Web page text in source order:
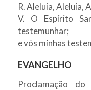
R. Aleluia, Aleluia,
V. O Espírito
testemunhar;
e vós minhas
EVANGELHO
Proclamação